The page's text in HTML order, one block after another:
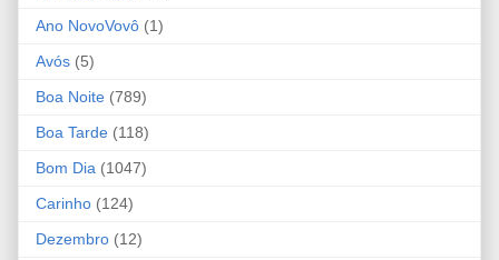
Ano NovoVovô (1)
Avós (5)
Boa Noite (789)
Boa Tarde (118)
Bom Dia (1047)
Carinho (124)
Dezembro (12)